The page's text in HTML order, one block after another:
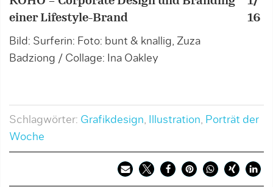
einer Lifestyle-Brand
Bild: Surferin: Foto: bunt & knallig, Zuza
Badziong / Collage: Ina Oakley
16
Schlagwörter: Grafikdesign, Illustration, Porträt der
Woche